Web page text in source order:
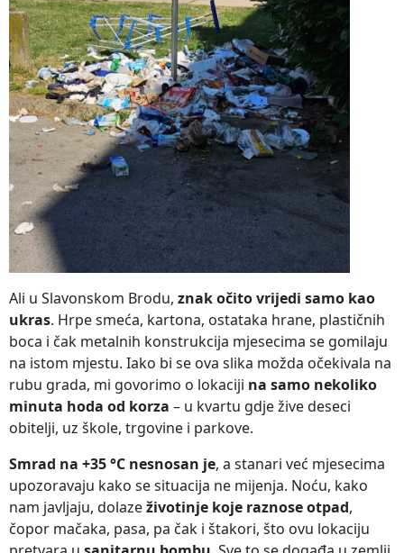
Ali u Slavonskom Brodu, znak očito vrijedi samo kao
ukras. Hrpe smeća, kartona, ostataka hrane, plastičnih
boca i čak metalnih konstrukcija mjesecima se gomilaju
na istom mjestu. Iako bi se ova slika možda očekivala na
rubu grada, mi govorimo o lokaciji na samo nekoliko
minuta hoda od korza – u kvartu gdje žive deseci
obitelji, uz škole, trgovine i parkove.
Smrad na +35 °C nesnosan je, a stanari već mjesecima
upozoravaju kako se situacija ne mijenja. Noću, kako
nam javljaju, dolazeživotinje koje raznose otpad,
čopor mačaka, pasa, pa čak i štakori, što ovu lokaciju